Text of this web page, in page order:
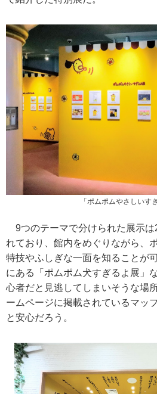
「ポムポムやさしいす
9つのテーマで分けられた展示は
れており、館内をめぐりながら、
特技やふしぎな一面を知ることが
にある「ポムポム犬すぎるよ展」
心者だと見逃してしまいそうな場
ームページに掲載されているマッ
と安心だろう。